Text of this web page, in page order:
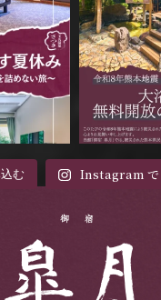
む Instagram で